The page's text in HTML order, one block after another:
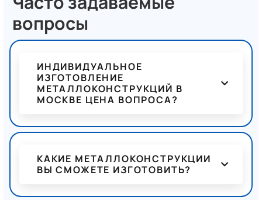
вопросы
ИНДИВИДУАЛЬНОЕ
ИЗГОТОВЛЕНИЕ
МЕТАЛЛОКОНСТРУКЦИЙ В
МОСКВЕ ЦЕНА ВОПРОСА?
КАКИЕ МЕТАЛЛОКОНСТРУКЦИИ
ВЫ СМОЖЕТЕ ИЗГОТОВИТЬ?